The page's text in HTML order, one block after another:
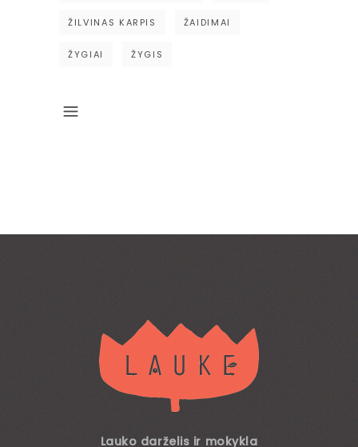
ŽILVINAS KARPIS ŽAIDIMAI
ŽYGIAI ŽYGIS
Lauko darželis ir mokykla